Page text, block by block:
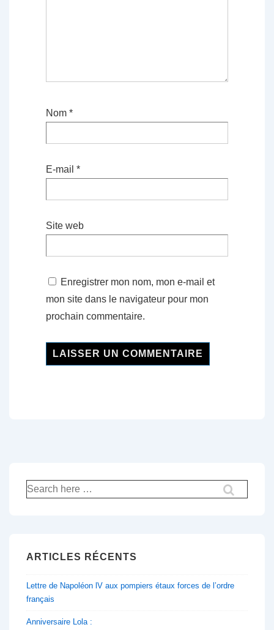
Nom *
E-mail *
Site web
Enregistrer mon nom, mon e-mail et
mon site dans le navigateur pour mon
prochain commentaire.
Recherche
pour:
ARTICLES RÉCENTS
Lettre de Napoléon lV aux pompiers étaux forces de l’ordre
français
Anniversaire Lola :